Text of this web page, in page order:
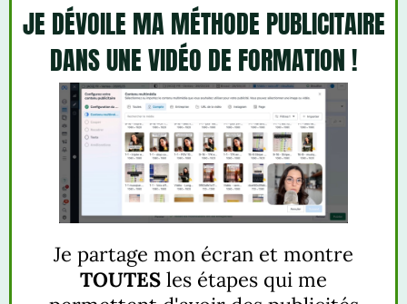
JE DÉVOILE MA MÉTHODE PUBLICITAIRE
DANS UNE VIDÉO DE FORMATION !
Je partage mon écran et montre
TOUTES les étapes qui me